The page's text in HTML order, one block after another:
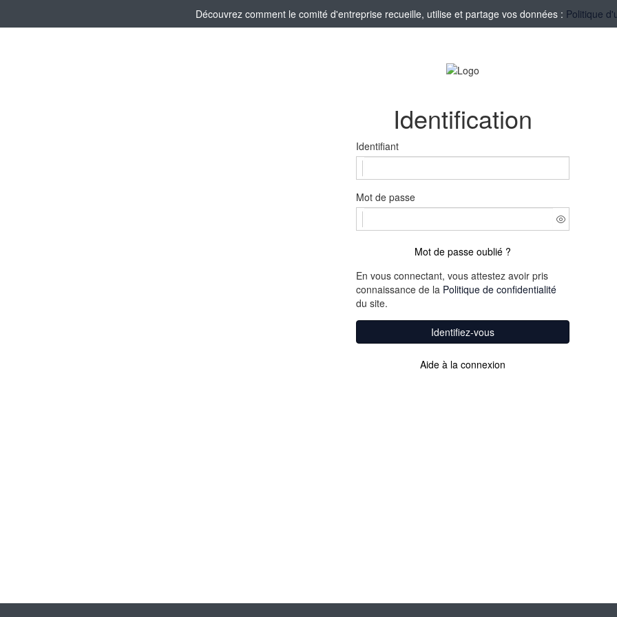
Découvrez comment le comité d'entreprise recueille, utilise et partage vos données : Politique
Identification
Identifiant
Mot de passe
Mot de passe oublié ?
En vous connectant, vous attestez avoir pris
connaissance de la Politique de confidentialité
du site.
Identifiez-vous
Aide à la connexion